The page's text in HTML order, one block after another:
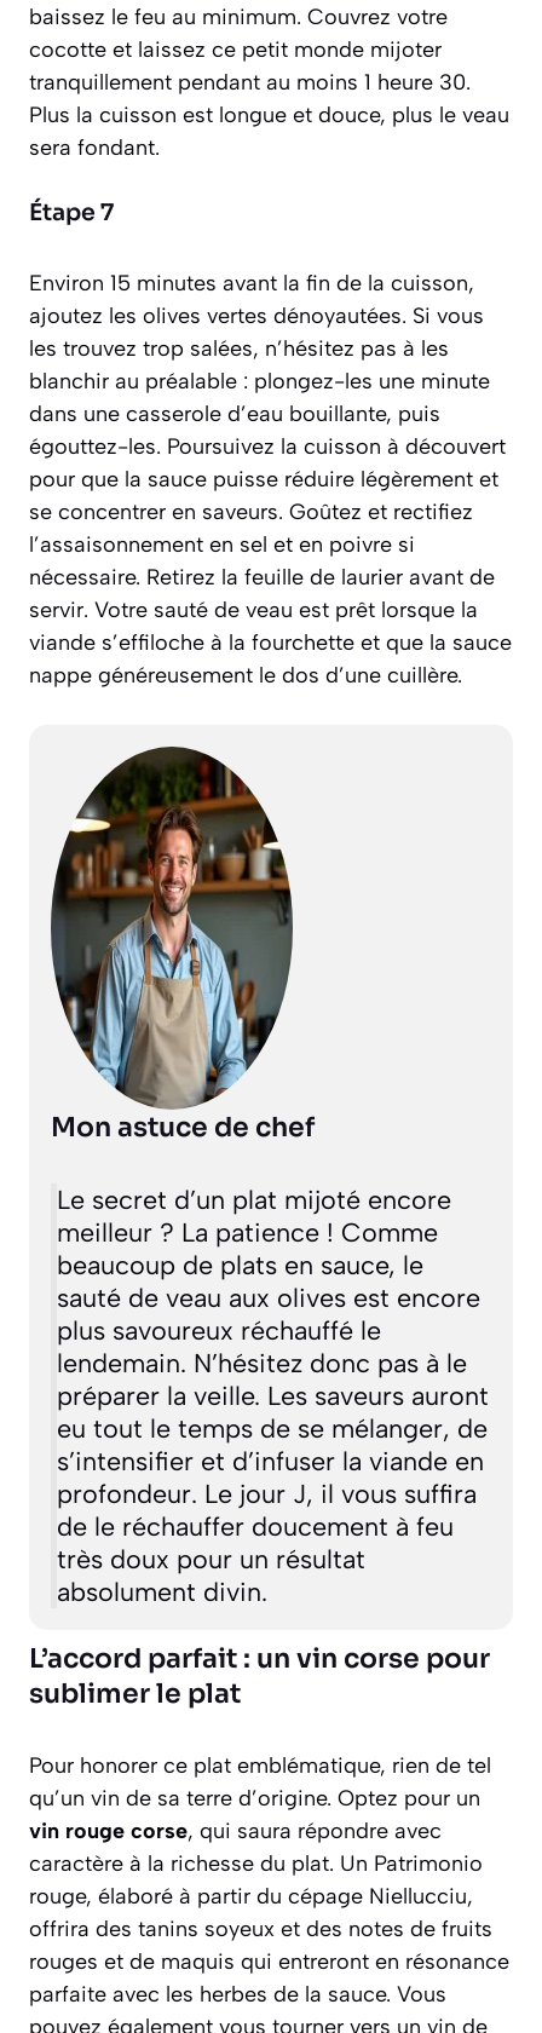
baissez le feu au minimum. Couvrez votre
cocotte et laissez ce petit monde mijoter
tranquillement pendant au moins 1 heure 30.
Plus la cuisson est longue et douce, plus le veau
sera fondant.
Étape 7
Environ 15 minutes avant la fin de la cuisson,
ajoutez les olives vertes dénoyautées. Si vous
les trouvez trop salées, n’hésitez pas à les
blanchir au préalable : plongez-les une minute
dans une casserole d’eau bouillante, puis
égouttez-les. Poursuivez la cuisson à découvert
pour que la sauce puisse réduire légèrement et
se concentrer en saveurs. Goûtez et rectifiez
l’assaisonnement en sel et en poivre si
nécessaire. Retirez la feuille de laurier avant de
servir. Votre sauté de veau est prêt lorsque la
viande s’effiloche à la fourchette et que la sauce
nappe généreusement le dos d’une cuillère.
Mon astuce de chef
Le secret d’un plat mijoté encore
meilleur ? La patience ! Comme
beaucoup de plats en sauce, le
sauté de veau aux olives est encore
plus savoureux réchauffé le
lendemain. N’hésitez donc pas à le
préparer la veille. Les saveurs auront
eu tout le temps de se mélanger, de
s’intensifier et d’infuser la viande en
profondeur. Le jour J, il vous suffira
de le réchauffer doucement à feu
très doux pour un résultat
absolument divin.
L’accord parfait : un vin corse pour
sublimer le plat
Pour honorer ce plat emblématique, rien de tel
qu’un vin de sa terre d’origine. Optez pour un
vin rouge corse, qui saura répondre avec
caractère à la richesse du plat. Un Patrimonio
rouge, élaboré à partir du cépage Niellucciu,
offrira des tanins soyeux et des notes de fruits
rouges et de maquis qui entreront en résonance
parfaite avec les herbes de la sauce. Vous
pouvez également vous tourner vers un vin de